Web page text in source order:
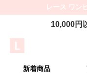
レース ワン
10,000円
新着商品